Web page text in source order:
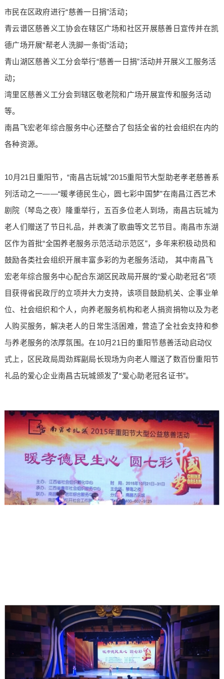
市民在区政府进行“慈善一日捐”活动；
青云谱区慈善义工协会在辖区广场和社区开展慈善日宣传并在凯
德广场开展“帮老人洗脚一条街”活动；
青山湖区慈善义工分会举行“慈善一日捐”活动并开展义工服务活
动；
湾里区慈善义工分会到辖区敬老院和广场开展宣传和服务活动
等。
南昌飞宏老年综合服务中心还整合了包括全省的社会组织在内的
各种资源。
10月21日重阳节，“南昌古玩城”2015重阳节大型助老孝老慈善系
列活动之一——“暖孝德民生心，圆七彩中国梦”在南昌江西艺术
剧院（琴岛之夜）隆重举行，五百多位老人到场，南昌古玩城为
老人们赠送了节日礼品，并表演了歌曲等文艺节目。南昌市东湖
区作为首批“全国养老服务示范活动示范区”，多年来积极动员和
鼓励各类社会组织开展丰富多彩的为老服务活动， 其中南昌飞
宏老年综合服务中心配合东湖区民政局开展的“爱心助老冠名”项
目获得省民政厅的立项并大力支持，该项目鼓励机关、企事业单
位、社会组织和个人，向养老服务机构和老人捐资捐物以及为老
人购买服务，解决老人的日常生活困难，营造了全社会支持和参
与养老服务的浓厚氛围。在10月21日的重阳节慈善活动启动仪
式上，区民政局周劲辉副局长现场为向老人赠送了数百份重阳节
礼品的爱心企业南昌古玩城颁发了“爱心助老冠名证书”。